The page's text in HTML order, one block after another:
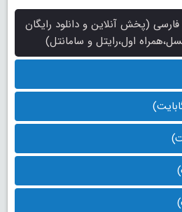
قسمت 2 دوبله فارسی (پخش آنلاین و دانلود رایگان
اول،رایتل و سامانتل)